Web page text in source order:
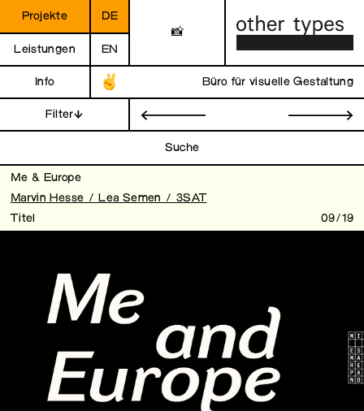
Projekte
Leistungen
Info
Filter
📸
Büro für visuelle Gestaltung
DE
EN
← →
Suche
Me & Europe
Marvin Hesse / Lea Semen / 3SAT
Titel
09/19